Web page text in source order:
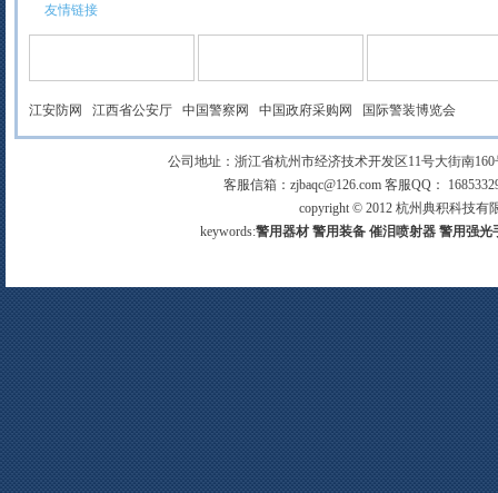
友情链接
江安防网 江西省公安厅 中国警察网 中国政府采购网 国际警装博览会
公司地址：浙江省杭州市经济技术开发区11号大街南
客服信箱：zjbaqc@126.com 客服QQ：
copyright © 2012 杭州典积科技有
keywords:警用器材 警用装备 催泪喷射器 警用强光